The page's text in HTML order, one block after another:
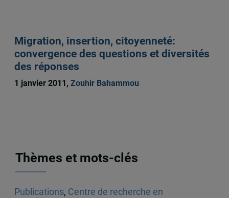
Migration, insertion, citoyenneté:
convergence des questions et diversités
des réponses
1 janvier 2011, Zouhir Bahammou
Thèmes et mots-clés
Publications, Centre de recherche en